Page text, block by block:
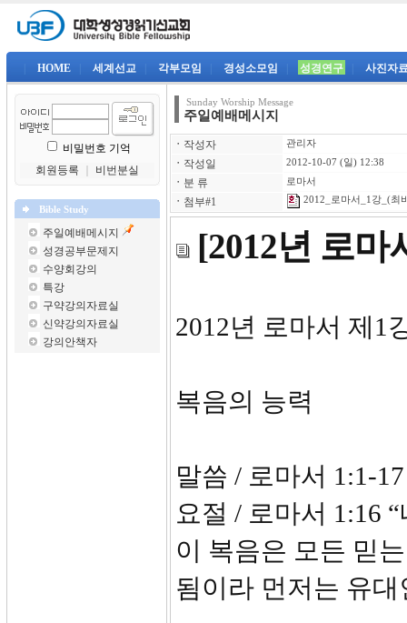
HOME 세계선교 각부모임 경성소모임 성경연구 사진자
비밀번호 기억
회원등록
비번분실
Bible Study
주일예배메시지
성경공부문제지
수양회강의
특강
구약강의자료실
신약강의자료실
강의안책자
Sunday Worship Message
주일예배메시지
ㆍ 작성자 관리자
ㆍ 작성일 2012-10-07 (일) 12:38
ㆍ 분 류 로마서
ㆍ 첨부#1 2012_로마서_1강_(최
[2012년 로마
2012년 로
복음의 능력
말씀 / 로마서 1:1-17
요절 / 로마서 1:16
이 복음은 모든 믿
됨이라 먼저는 유